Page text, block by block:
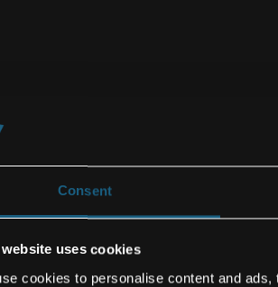
Consent
uses cookies
cookies to personalise content and